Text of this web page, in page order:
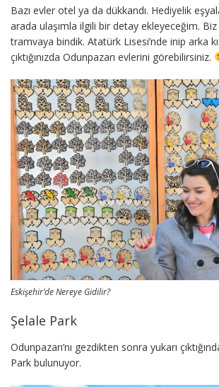
Bazı evler otel ya da dükkandı. Hediyelik
arada ulaşımla ilgili bir detay ekleyeceğim. Biz
tramvaya bindik. Atatürk Lisesi’nde inip arka
çıktığınızda Odunpazarı evlerini görebilirsiniz.
Eskişehir’de Nereye Gidilir?
Şelale Park
Odunpazarı’nı gezdikten sonra yukarı
Park bulunuyor.